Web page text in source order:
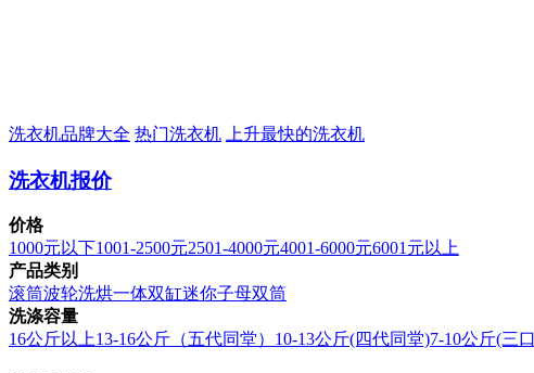
洗衣机品牌大全 热门洗衣机 上升最快的洗衣机
洗衣机报价
价格
1000元以下1001-2500元2501-4000元4001-6000元6001元以上
产品类别
滚筒波轮洗烘一体双缸迷你子母双筒
洗涤容量
16公斤以上13-16公斤（五代同堂） 10-13公斤(四代同堂)7-10公斤(三